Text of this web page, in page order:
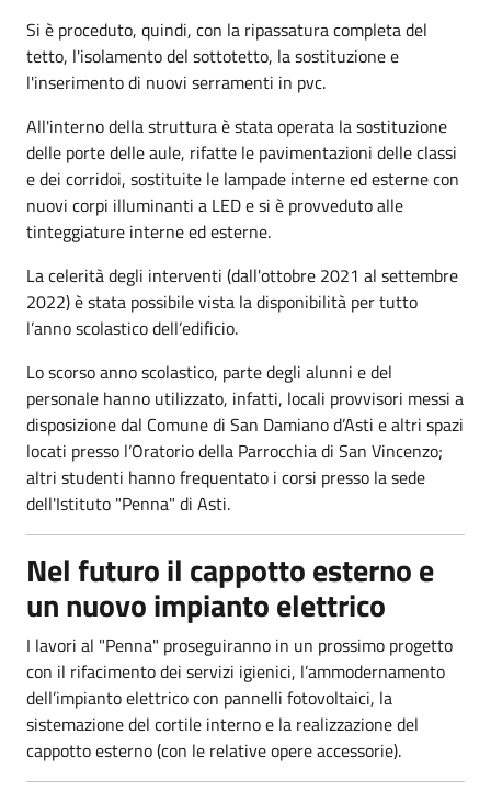
Si è proceduto, quindi, con la ripassatura completa del
tetto, l'isolamento del sottotetto, la sostituzione e
l'inserimento di nuovi serramenti in pvc.
All'interno della struttura è stata operata la sostituzione
delle porte delle aule, rifatte le pavimentazioni delle classi
e dei corridoi, sostituite le lampade interne ed esterne con
nuovi corpi illuminanti a LED e si è provveduto alle
tinteggiature interne ed esterne.
La celerità degli interventi (dall'ottobre 2021 al settembre
2022) è stata possibile vista la disponibilità per tutto
l’anno scolastico dell’edificio.
Lo scorso anno scolastico, parte degli alunni e del
personale hanno utilizzato, infatti, locali provvisori messi a
disposizione dal Comune di San Damiano d’Asti e altri spazi
locati presso l’Oratorio della Parrocchia di San Vincenzo;
altri studenti hanno frequentato i corsi presso la sede
dell'Istituto "Penna" di Asti.
Nel futuro il cappotto esterno e
un nuovo impianto elettrico
I lavori al "Penna" proseguiranno in un prossimo progetto
con il rifacimento dei servizi igienici, l’ammodernamento
dell’impianto elettrico con pannelli fotovoltaici, la
sistemazione del cortile interno e la realizzazione del
cappotto esterno (con le relative opere accessorie).